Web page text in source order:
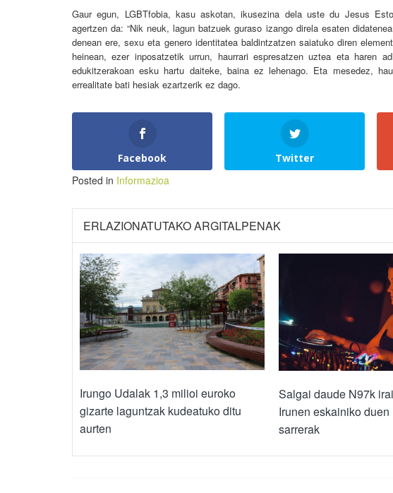
Gaur egun, LGBTfobia, kasu askotan, ikusezina dela uste du Jesus
agertzen da: “Nik neuk, lagun batzuek guraso izango direla esaten
denean ere, sexu eta genero identitatea baldintzatzen saiatuko diren
heinean, ezer inposatzetik urrun, haurrari espresatzen uztea eta haren
edukitzerakoan esku hartu daiteke, baina ez lehenago. Eta mesedez,
errealitate bati hesiak ezartzerik ez dago.
Facebook Twitter
Posted in Informazioa
ERLAZIONATUTAKO ARGITALPENAK
Irungo Udalak 1,3 milioi euroko
gizarte laguntzak kudeatuko ditu
aurten
Salgai daude N97k
Irunen eskainiko
sarrerak